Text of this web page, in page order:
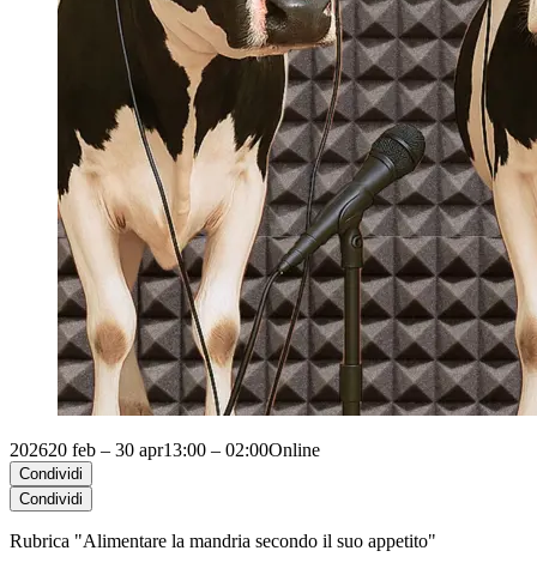
202620 feb – 30 apr13:00 – 02:00Online
Condividi
Condividi
Rubrica "Alimentare la mandria secondo il suo appetito"